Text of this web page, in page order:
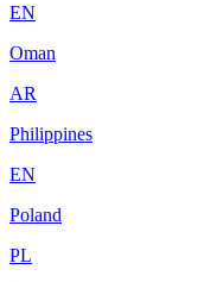
EN
Oman
AR
Philippines
EN
Poland
PL